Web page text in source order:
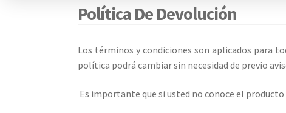
Política De Devolución
Los términos y condiciones son aplicados para
política podrá cambiar sin necesidad de previo
Es importante que si usted no conoce el